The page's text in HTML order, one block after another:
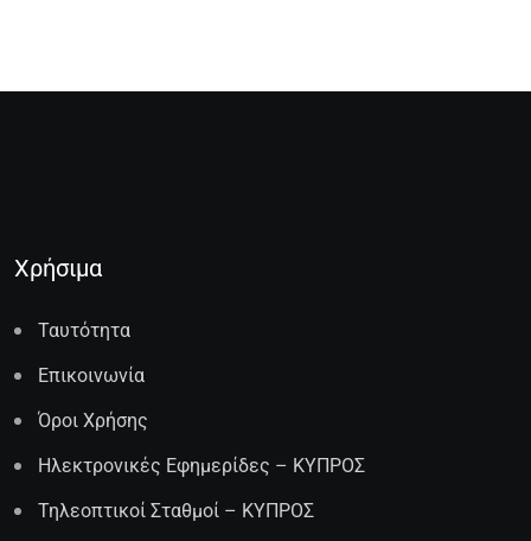
Χρήσιμα
Ταυτότητα
Επικοινωνία
Όροι Χρήσης
Ηλεκτρονικές Εφημερίδες – ΚΥΠΡΟΣ
Τηλεοπτικοί Σταθμοί – ΚΥΠΡΟΣ